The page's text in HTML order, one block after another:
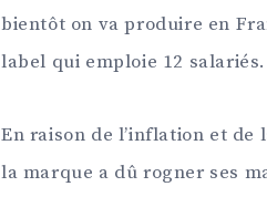
bientôt on va produire en
label qui emploie 12 salariés.
En raison de l’inflation et de
la marque a dû rogner ses